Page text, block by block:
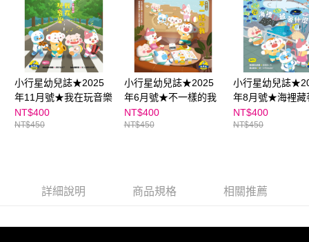
４．使用「AFTEE先享後付」時，將依據個別帳號之用戶狀況，依本公司即
時審查核予不同之上限額度；若仍有額度不足之情形，本公司將視審查結果
請求用戶進行身份認證。
５．嚴禁一人註冊多個帳號或使用他人資訊註冊。若發現惡意使用之情形，
恩沛科技股份有限公司將有權停止該用戶之使用額度並採取法律行動。
小行星幼兒誌★2025
年11月號★我在玩音樂
NT$400
NT$450
小行星幼兒誌★2025
年6月號★不一樣的我
NT$400
NT$450
小行星幼兒誌
年8月號★海裡藏
麼？
NT$400
NT$450
詳細說明 商品規格 相關推薦